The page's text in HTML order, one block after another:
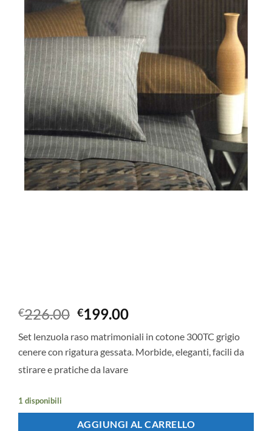
€226.00 Il
originale
era:
€226.00.
€199.00Il
attuale
è:
Set lenzuola raso matrimoniali in cotone 300TC grigio
cenere con rigatura gessata. Morbide, eleganti, facili da
stirare e pratiche da lavare
1 disponibili
AGGIUNGI AL CARRELLO